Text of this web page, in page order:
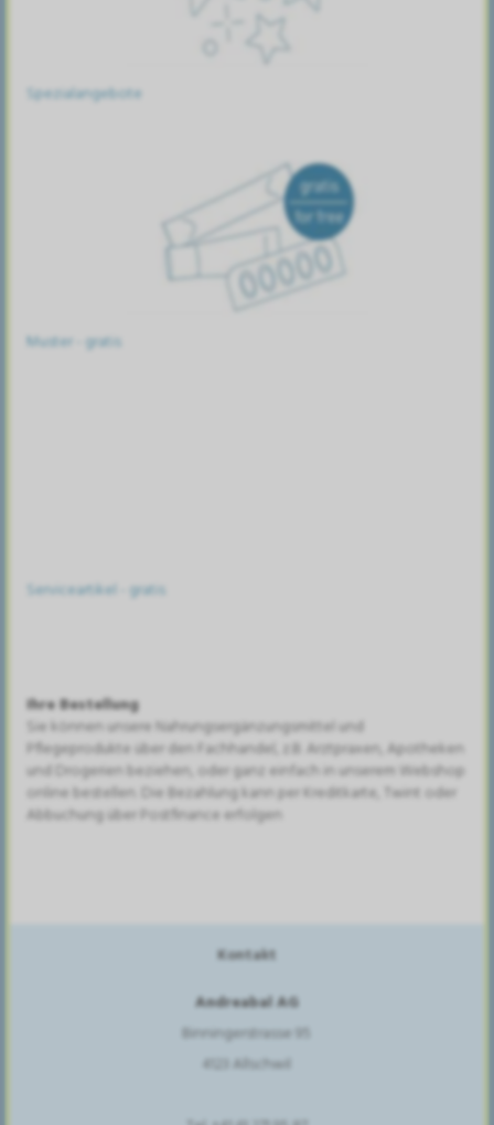
Spezialangebote
Muster - gratis
Serviceartikel - gratis
Ihre Bestellung
Sie können unsere Nahrungsergänzungsmittel und
Pflegeprodukte über den Fachhandel, z.B. Arztpraxen, Apotheken
und Drogerien beziehen, oder ganz einfach in unserem Webshop
online bestellen. Die Bezahlung kann per Kreditkarte, Twint oder
Abbuchung über Postfinance erfolgen
Kontakt
Andreabal AG
Binningerstrasse 95
4123 Allschwil